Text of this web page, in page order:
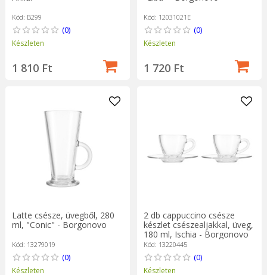
Kód: B299
(0)
Készleten
1 810 Ft
Kód: 12031021E
(0)
Készleten
1 720 Ft
Latte csésze, üvegből, 280
ml, "Conic" - Borgonovo
Kód: 13279019
(0)
Készleten
2 db cappuccino csésze
készlet csészealjakkal, üveg,
180 ml, Ischia - Borgonovo
Kód: 13220445
(0)
Készleten